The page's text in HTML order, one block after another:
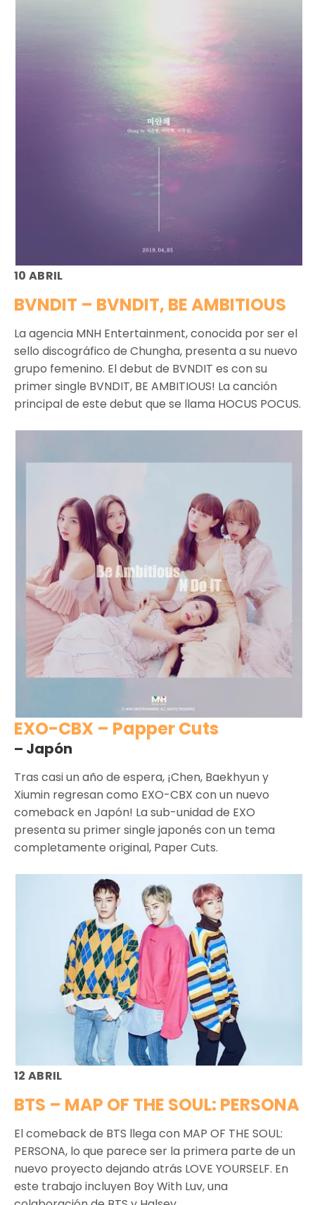
10 ABRIL
BVNDIT – BVNDIT, BE AMBITIOUS
La agencia MNH Entertainment, conocida por ser el
sello discográfico de Chungha, presenta a su nuevo
grupo femenino. El debut de BVNDIT es con su
primer single BVNDIT, BE AMBITIOUS! La canción
principal de este debut que se llama HOCUS POCUS.
EXO-CBX – Papper Cuts
– Japón
Tras casi un año de espera, ¡Chen, Baekhyun y
Xiumin regresan como EXO-CBX con un nuevo
comeback en Japón! La sub-unidad de EXO
presenta su primer single japonés con un tema
completamente original, Paper Cuts.
12 ABRIL
BTS – MAP OF THE SOUL: PERSONA
El comeback de BTS llega con MAP OF THE SOUL:
PERSONA, lo que parece ser la primera parte de un
nuevo proyecto dejando atrás LOVE YOURSELF. En
este trabajo incluyen Boy With Luv, una